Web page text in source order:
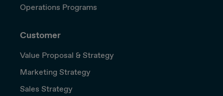
Operations Programs
Customer
Value Proposal & Strategy
Marketing Strategy
Sales Strategy